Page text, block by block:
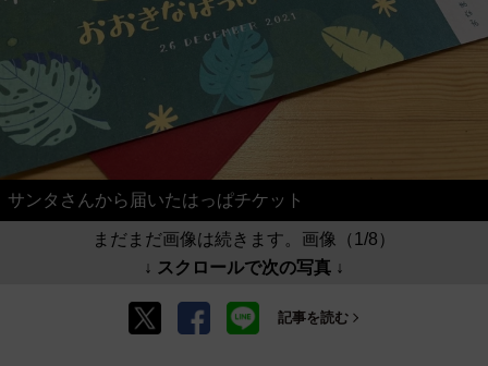
サンタさんから届いたはっぱチケット
まだまだ画像は続きます。画像（1/8）
↓ スクロールで次の写真 ↓
記事を読む